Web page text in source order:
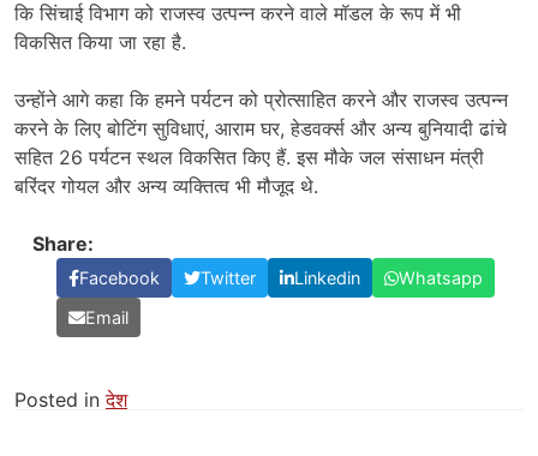
कि सिंचाई विभाग को राजस्व उत्पन्न करने वाले मॉडल के रूप में भी
विकसित किया जा रहा है.
उन्होंने आगे कहा कि हमने पर्यटन को प्रोत्साहित करने और राजस्व उत्पन्न
करने के लिए बोटिंग सुविधाएं, आराम घर, हेडवर्क्स और अन्य बुनियादी ढांचे
सहित 26 पर्यटन स्थल विकसित किए हैं. इस मौके जल संसाधन मंत्री
बरिंदर गोयल और अन्य व्यक्तित्व भी मौजूद थे.
Share:
Facebook Twitter Linkedin
Whatsapp
Email
Posted inदेश